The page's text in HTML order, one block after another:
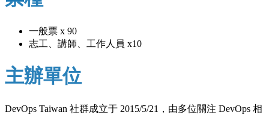
一般票 x 90
志工、講師、工作人員 x10
主辦單位
DevOps Taiwan 社群成立于 2015/5/21，由多位關注 DevOps 相